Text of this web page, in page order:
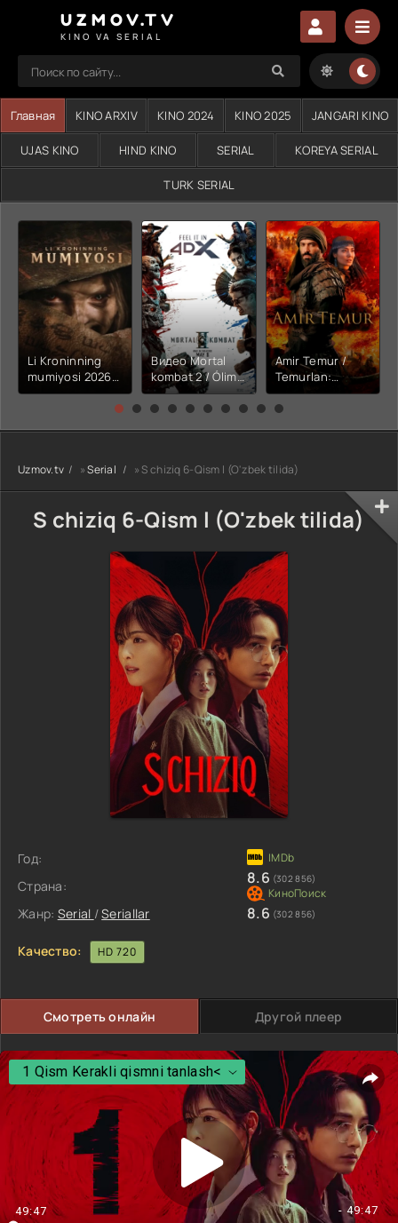
UZMOV.TV
KINO VA SERIAL
Главная KINO ARXIV KINO 2024 KINO 2025 JANGARI KINO
UJAS KINO HIND KINO SERIAL KOREYA SERIAL
TURK SERIAL
Li Kroninning
mumiyosi 2026
(uzbek tilida
kino) tarjima HD
Видео Mortal
kombat 2 / Ólim
jangi 2 (2026)
Uzbek tilida
Amir Temur /
Temurlan:
Fathchining
yuksalishi
tarjima kino Full
HD tas-ix
Uzmov.tv »Serial » S chiziq 6-Qism l (O'zbek tilida)
S chiziq 6-Qism l (O'zbek tilida)
Год:
Страна:
Жанр: Serial /Seriallar
8.6 (302 856)
8.6 (302 856)
Качество: HD 720
Смотреть онлайн Другой плеер
49:47 - 49:47
1 Qism Kerakli qismni tanlash<
1 Qism Kerakli qismni tanlash<
2 Qism
3 Qism
4 Qism
5 Qism